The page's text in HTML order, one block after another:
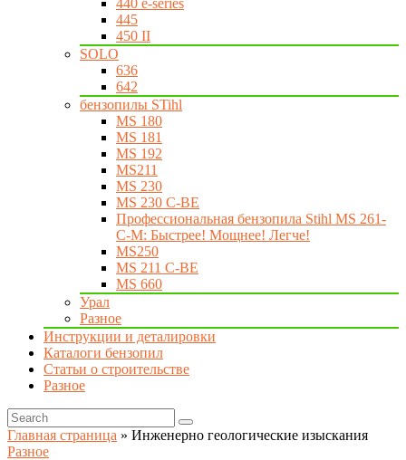
440 e-series
445
450 II
SOLO
636
642
бензопилы STihl
MS 180
MS 181
MS 192
MS211
MS 230
MS 230 C-BE
Профессиональная бензопила Stihl MS 261-
C-M: Быстрее! Мощнее! Легче!
MS250
MS 211 C-BE
MS 660
Урал
Разное
Инструкции и деталировки
Каталоги бензопил
Статьи о строительстве
Разное
Главная страница » Инженерно геологические изыскания
Разное